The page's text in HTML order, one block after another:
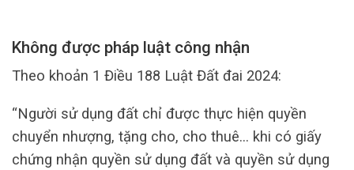
Không được pháp luật công nhận
Theo khoản 1 Điều 188 Luật Đất đai 2024:
“Người sử dụng đất chỉ được thực hiện quyền
chuyển nhượng, tặng cho, cho thuê… khi có giấy
chứng nhận quyền sử dụng đất và quyền sử dụng